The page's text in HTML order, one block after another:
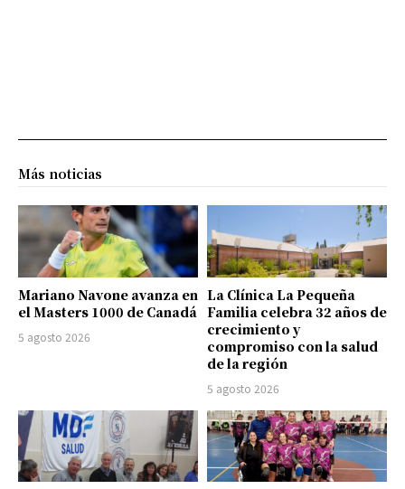
Más noticias
Mariano Navone avanza en
el Masters 1000 de Canadá
5 agosto 2026
La Clínica La Pequeña
Familia celebra 32 años de
crecimiento y
compromiso con la salud
de la región
5 agosto 2026